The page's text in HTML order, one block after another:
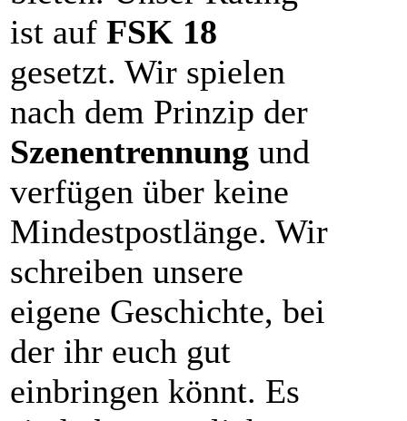
ist auf FSK 18
gesetzt. Wir spielen
nach dem Prinzip der
Szenentrennung und
verfügen über keine
Mindestpostlänge. Wir
schreiben unsere
eigene Geschichte, bei
der ihr euch gut
einbringen könnt. Es